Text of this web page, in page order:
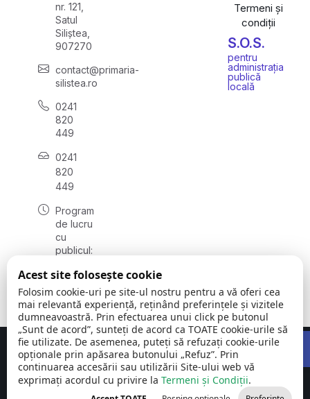
nr. 121,
Satul
Siliștea,
907270
contact@primaria-
silistea.ro
0241
820
449
0241
820
449
Program
de lucru
cu
publicul:
vineri
08:00 –
16:00
Termeni și
condiții
S.O.S.
pentru
administrația
publică
locală
Comuna Siliștea©
2026
Toate
drepturile
Concept realizat deBig Media Relații Publice SRL
Acest site folosește cookie
Folosim cookie-uri pe site-ul nostru pentru a vă oferi cea
mai relevantă experiență, reținând preferințele și vizitele
dumneavoastră. Prin efectuarea unui click pe butonul
„Sunt de acord”, sunteți de acord ca TOATE cookie-urile să
fie utilizate. De asemenea, puteți să refuzați cookie-urile
opționale prin apăsarea butonului „Refuz”. Prin
continuarea accesării sau utilizării Site-ului web vă
exprimați acordul cu privire la Termeni și Condiții.